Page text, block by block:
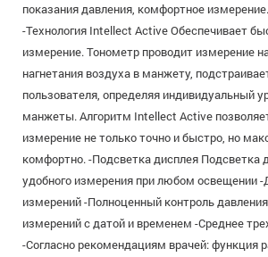
показания давления, комфортное
-Технология Intellect Active Обеспечивает
измерение. Тонометр проводит измерение
нагнетания воздуха в манжету,
пользователя, определяя индивидуальный
манжеты. Алгоритм Intellect Active
измерение не только точно и быстро, но
комфортно. -Подсветка дисплея Подсветка
удобного измерения при любом освещении -
измерений -Полноценный контроль
измерений с датой и временем -Среднее
-Согласно рекомендациям врачей: функция